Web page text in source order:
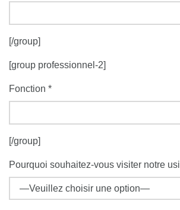
[/group]
[group professionnel-2]
Fonction *
[/group]
Pourquoi souhaitez-vous visiter notre